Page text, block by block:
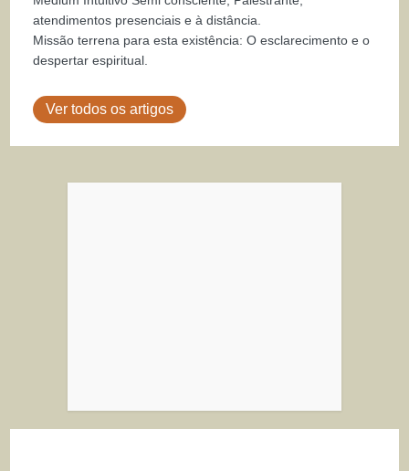
atendimentos presenciais e à distância.
Missão terrena para esta existência: O esclarecimento e o
despertar espiritual.
Ver todos os artigos